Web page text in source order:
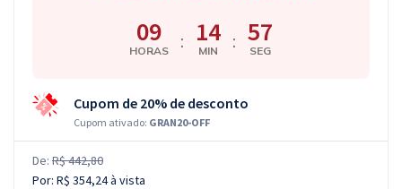
09
HORAS : 14
MIN : 56
SEG
Cupom de 20% de desconto
Cupom ativado: GRAN20-OFF
De: R$ 442,80
Por: R$ 354,24à vista